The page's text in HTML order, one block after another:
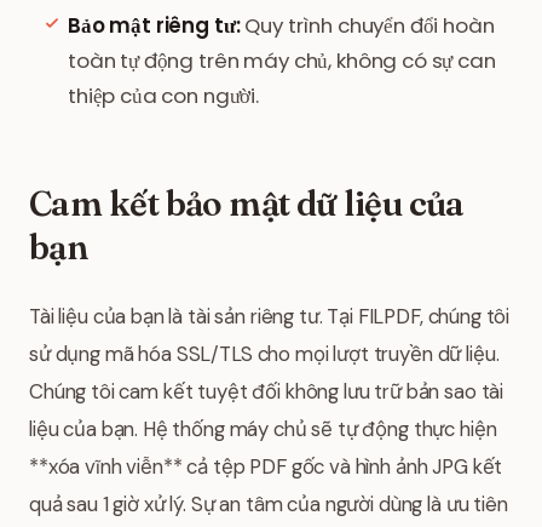
Bảo mật riêng tư:Quy trình chuyển đổi hoàn
toàn tự động trên máy chủ, không có sự can
thiệp của con người.
Cam kết bảo mật dữ liệu của
bạn
Tài liệu của bạn là tài sản riêng tư. Tại FILPDF, chúng tôi
sử dụng mã hóa SSL/TLS cho mọi lượt truyền dữ liệu.
Chúng tôi cam kết tuyệt đối không lưu trữ bản sao tài
liệu của bạn. Hệ thống máy chủ sẽ tự động thực hiện
**xóa vĩnh viễn** cả tệp PDF gốc và hình ảnh JPG kết
quả sau 1 giờ xử lý. Sự an tâm của người dùng là ưu tiên